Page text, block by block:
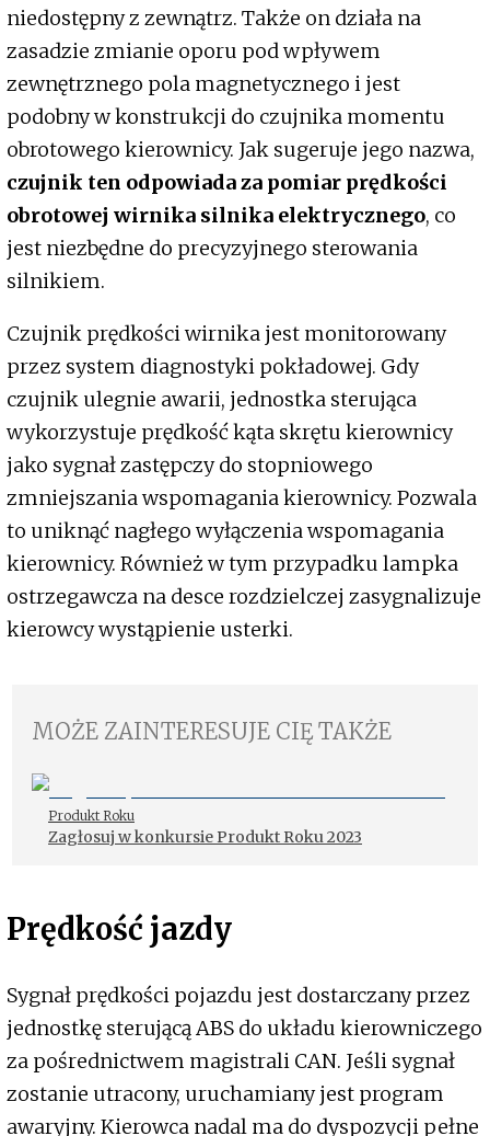
niedostępny z zewnątrz. Także on działa na
zasadzie zmianie oporu pod wpływem
zewnętrznego pola magnetycznego i jest
podobny w konstrukcji do czujnika momentu
obrotowego kierownicy. Jak sugeruje jego nazwa,
czujnik ten odpowiada za pomiar prędkości
obrotowej wirnika silnika elektrycznego, co
jest niezbędne do precyzyjnego sterowania
silnikiem.
Czujnik prędkości wirnika jest monitorowany
przez system diagnostyki pokładowej. Gdy
czujnik ulegnie awarii, jednostka sterująca
wykorzystuje prędkość kąta skrętu kierownicy
jako sygnał zastępczy do stopniowego
zmniejszania wspomagania kierownicy. Pozwala
to uniknąć nagłego wyłączenia wspomagania
kierownicy. Również w tym przypadku lampka
ostrzegawcza na desce rozdzielczej zasygnalizuje
kierowcy wystąpienie usterki.
MOŻE ZAINTERESUJE CIĘ TAKŻE
Produkt Roku
Zagłosuj w konkursie Produkt Roku 2023
Prędkość jazdy
Sygnał prędkości pojazdu jest dostarczany przez
jednostkę sterującą ABS do układu kierowniczego
za pośrednictwem magistrali CAN. Jeśli sygnał
zostanie utracony, uruchamiany jest program
awaryjny. Kierowca nadal ma do dyspozycji pełne